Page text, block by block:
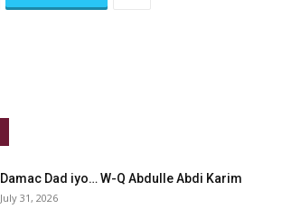
Damac Dad iyo… W-Q Abdulle Abdi Karim
July 31, 2026